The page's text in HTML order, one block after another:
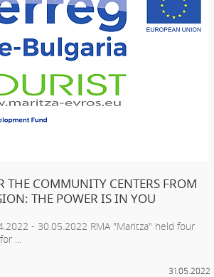
THE COMMUNITY CENTERS FROM
THE POWER IS IN YOU
- 30.05.2022 RMA "Maritza" held four
...
31.05.2022